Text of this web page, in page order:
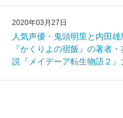
2020年03月27日
人気声優・鬼頭明里と内田
『かくりよの宿飯』の著者
説『メイデーア転生物語２』